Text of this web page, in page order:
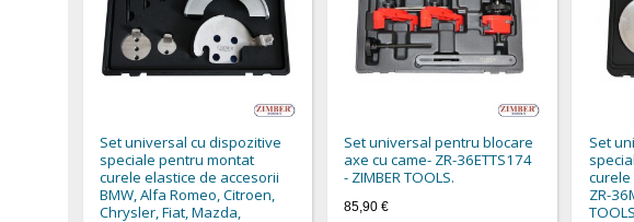
Set universal cu dispozitive
speciale pentru montat
curele elastice de accesorii
BMW, Alfa Romeo, Citroen,
Chrysler, Fiat, Mazda,
Set universal pentru blocare
axe cu came- ZR-36ETTS174
- ZIMBER TOOLS.
85,90 €
Set
curele
ZR-